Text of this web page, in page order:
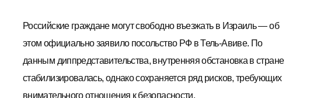
Российские граждане могут свободно въезжать в Израиль — об
этом официально заявило посольство РФ в Тель-Авиве. По
данным диппредставительства, внутренняя обстановка в стране
стабилизировалась, однако сохраняется ряд рисков, требующих
внимательного отношения к безопасности.